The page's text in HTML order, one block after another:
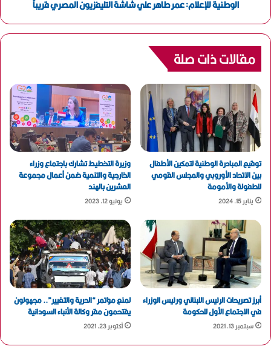
الوطنية للإعلام: عمر طاهر علي شاشة التليفزيون المصري قريباً
مقالات ذات صلة
توقيع المبادرة الوطنية لتمكين الأطفال
بين الاتحاد الأوروبي والمجلس القومي
للطفولة والأمومة
يناير 15, 2024
وزيرة التخطيط تشارك باجتماع وزراء
الخارجية والتنمية ضمن أعمال مجموعة
العشرين بالهند
يونيو 12, 2023
أبرز تصريحات الرئيس اللبناني ورئيس الوزراء
في الاجتماع الأول للحكومة
سبتمبر 13, 2021
لمنع مؤتمر “الحرية والتغيير”.. مجهولون
يقتحمون مقر وكالة الأنباء السودانية
أكتوبر 23, 2021